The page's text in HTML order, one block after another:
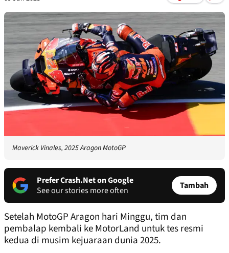
Maverick Vinales, 2025 Aragon MotoGP
Prefer Crash.Net on Google
See our stories more often
Tambah
Setelah MotoGP Aragon hari Minggu, tim dan
pembalap kembali ke MotorLand untuk tes resmi
kedua di musim kejuaraan dunia 2025.